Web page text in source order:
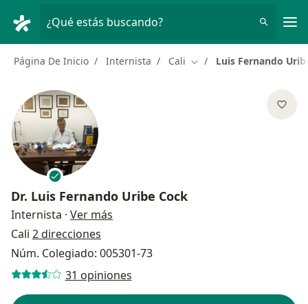
¿Qué estás buscando?
Página De Inicio Internista Cali Cambiar de ciudad
Luis Fernando
Dr. Luis Fernando Uribe Cock
Internista · Ver más
Cali 2 direcciones
Núm. Colegiado: 005301-73
31 opiniones